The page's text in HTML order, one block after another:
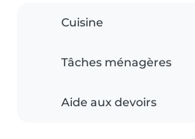
Cuisine
Tâches ménagères
Aide aux devoirs